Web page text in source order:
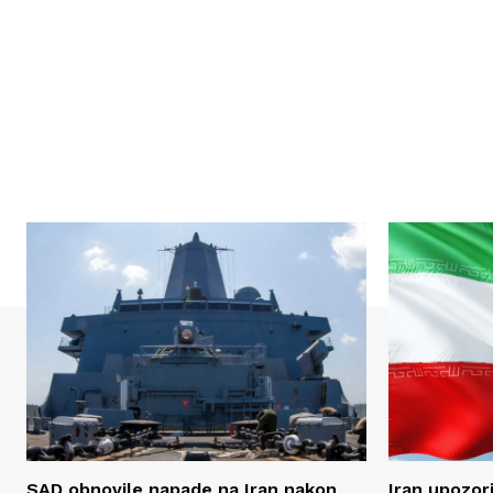
SAD obnovile napade na Iran nakon
Iran